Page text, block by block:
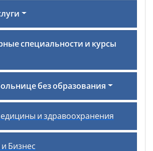
специальности и курсы
без образования
и здравоохранения
Бизнес